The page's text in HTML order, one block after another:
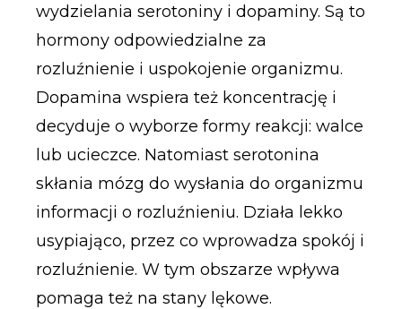
wydzielania serotoniny i dopaminy. Są to
hormony odpowiedzialne za
rozluźnienie i uspokojenie organizmu.
Dopamina wspiera też koncentrację i
decyduje o wyborze formy reakcji: walce
lub ucieczce. Natomiast serotonina
skłania mózg do wysłania do organizmu
informacji o rozluźnieniu. Działa lekko
usypiająco, przez co wprowadza spokój i
rozluźnienie. W tym obszarze wpływa
pomaga też na stany lękowe.